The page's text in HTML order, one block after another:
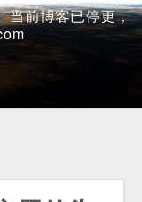
当前博客已停更，